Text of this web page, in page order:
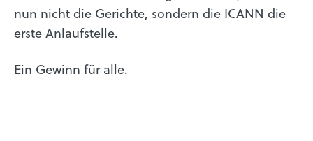
nun nicht die Gerichte, sondern die ICANN die
erste Anlaufstelle.
Ein Gewinn für alle.